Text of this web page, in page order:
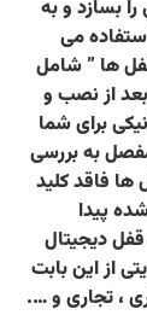
بسازد و به
می
قفل ها ” شامل
از نصب و
برای شما
به بررسی
ها فاقد کلید
پیدا
قفل دیجیتال
از این بابت
، تجاری و ….